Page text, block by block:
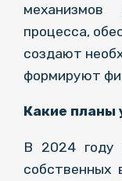
механизмов
процесса,
создают
формируют
Какие планы
В 2024 году
собственных